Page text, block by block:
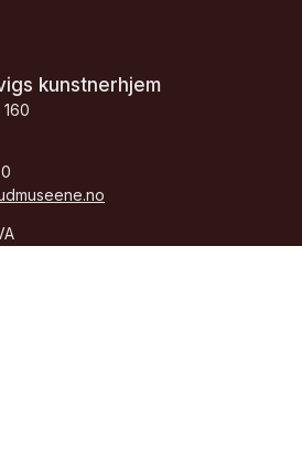
kunstnerhjem